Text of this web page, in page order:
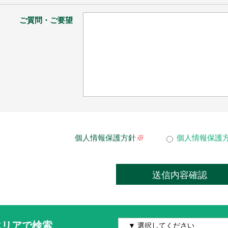
ご質問・ご要望
個人情報保護方針※ 個人情報保護
アで検索